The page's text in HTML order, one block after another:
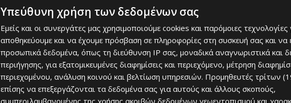
Υπεύθυνη χρήση των δεδομένων σας
Εμείς και οι συνεργάτες μας χρησιμοποιούμε cookies και παρόμοιες τεχνολογίες
αποθηκεύουμε και να έχουμε πρόσβαση σε πληροφορίες στη συσκευή σας και να
προσωπικά δεδομένα, όπως τη διεύθυνση IP σας, μοναδικά αναγνωριστικά και
περιήγησης, για εξατομικευμένες διαφημίσεις και περιεχόμενο, μέτρηση
περιεχομένου, ανάλυση κοινού και βελτίωση υπηρεσιών. Προμηθευτές τρίτων
επίσης να επεξεργάζονται τα δεδομένα σας για αυτούς και άλλους σκοπούς,
συμπεριλαμβανομένης της χρήσης ακριβών δεδομένων γεωεντοπισμού και